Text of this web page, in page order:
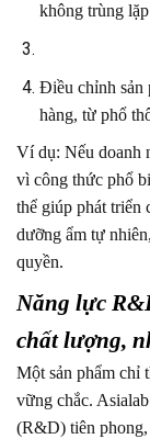
không trùng
Điều chỉnh sản
hàng, từ phổ
Ví dụ: Nếu doanh
vì công thức phổ
thể giúp phát triển
dưỡng ẩm tự
quyền.
Năng lực
chất lượng,
Một sản phẩm chỉ
vững chắc.
(R&D) tiên phong,